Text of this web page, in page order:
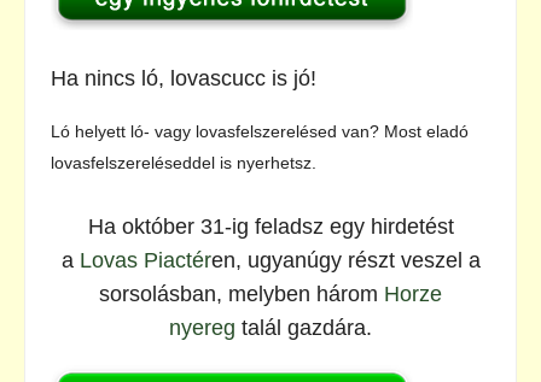
Ha nincs ló, lovascucc is jó!
Ló helyett ló- vagy lovasfelszerelésed van? Most eladó
lovasfelszereléseddel is nyerhetsz.
Ha október 31-ig feladsz egy hirdetést
a Lovas Piactéren, ugyanúgy részt veszel a
sorsolásban, melyben három Horze
nyereg talál gazdára.